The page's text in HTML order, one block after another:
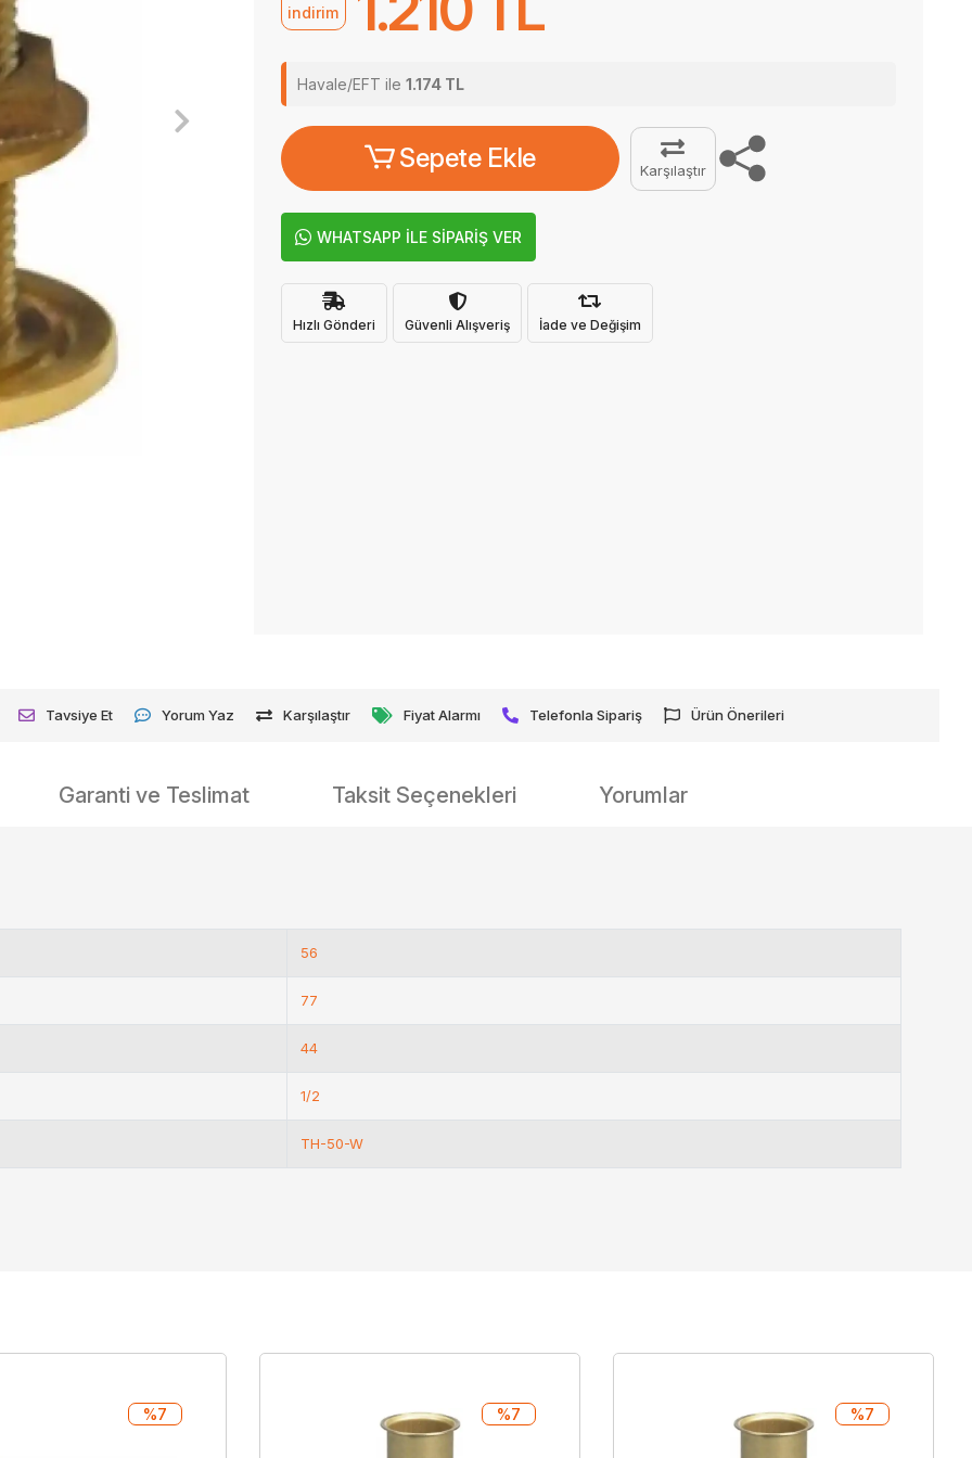
indirim
Havale/EFT ile 1.174 TL
Sepete Ekle Karşılaştır
WHATSAPP İLE SİPARİŞ VER
Hızlı Gönderi Güvenli Alışveriş İade ve Değişim
Tavsiye Et Yorum Yaz Karşılaştır Fiyat Alarmı Telefonla Sipariş Ürün Önerileri
Garanti ve Teslimat Taksit Seçenekleri Yorumlar
56
77
44
1/2
TH-50-W
%7 %7 %7